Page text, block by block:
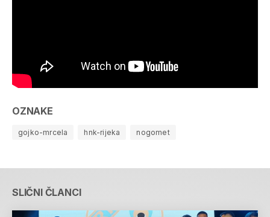
OZNAKE
gojko-mrcela hnk-rijeka nogomet
SLIČNI ČLANCI